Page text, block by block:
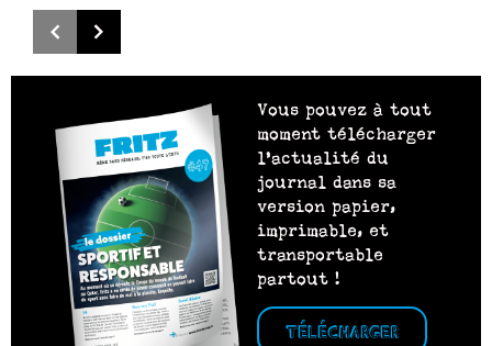
Vous pouvez à tout
moment télécharger
l’actualité du
journal dans sa
version papier,
imprimable, et
transportable
partout !
TÉLÉCHARGER